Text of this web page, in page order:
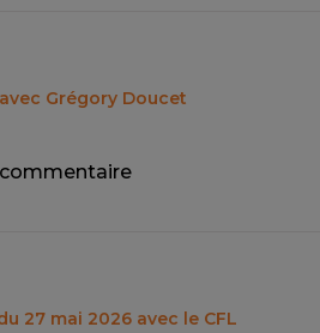
Grégory Doucet
27 mai 2026 avec le CFL